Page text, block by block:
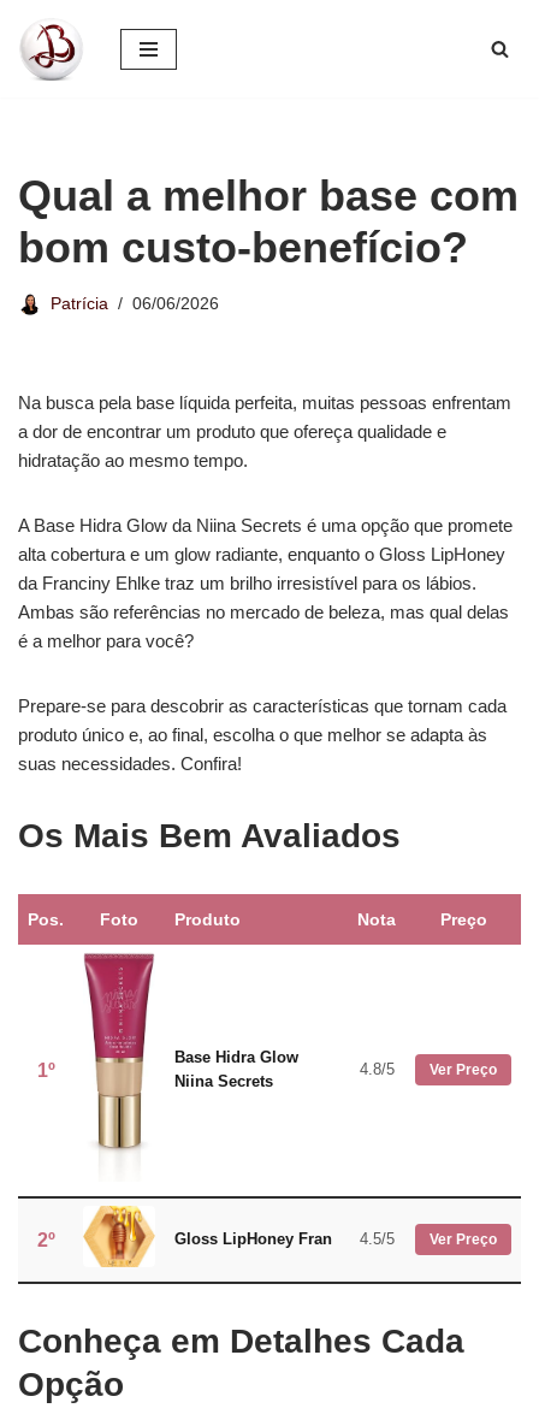
Pular
Qual a melhor base com
bom custo-benefício?
Patrícia 06/06/2026
Na busca pela base líquida perfeita, muitas pessoas enfrentam
a dor de encontrar um produto que ofereça qualidade e
hidratação ao mesmo tempo.
A Base Hidra Glow da Niina Secrets é uma opção que promete
alta cobertura e um glow radiante, enquanto o Gloss LipHoney
da Franciny Ehlke traz um brilho irresistível para os lábios.
Ambas são referências no mercado de beleza, mas qual delas
é a melhor para você?
Prepare-se para descobrir as características que tornam cada
produto único e, ao final, escolha o que melhor se adapta às
suas necessidades. Confira!
Os Mais Bem Avaliados
Pos. Foto Produto Nota Preço
1º
Base Hidra Glow
Niina Secrets
4.8/5 Ver Preço
2º Gloss LipHoney Fran 4.5/5 Ver Preço
Conheça em Detalhes Cada
Opção